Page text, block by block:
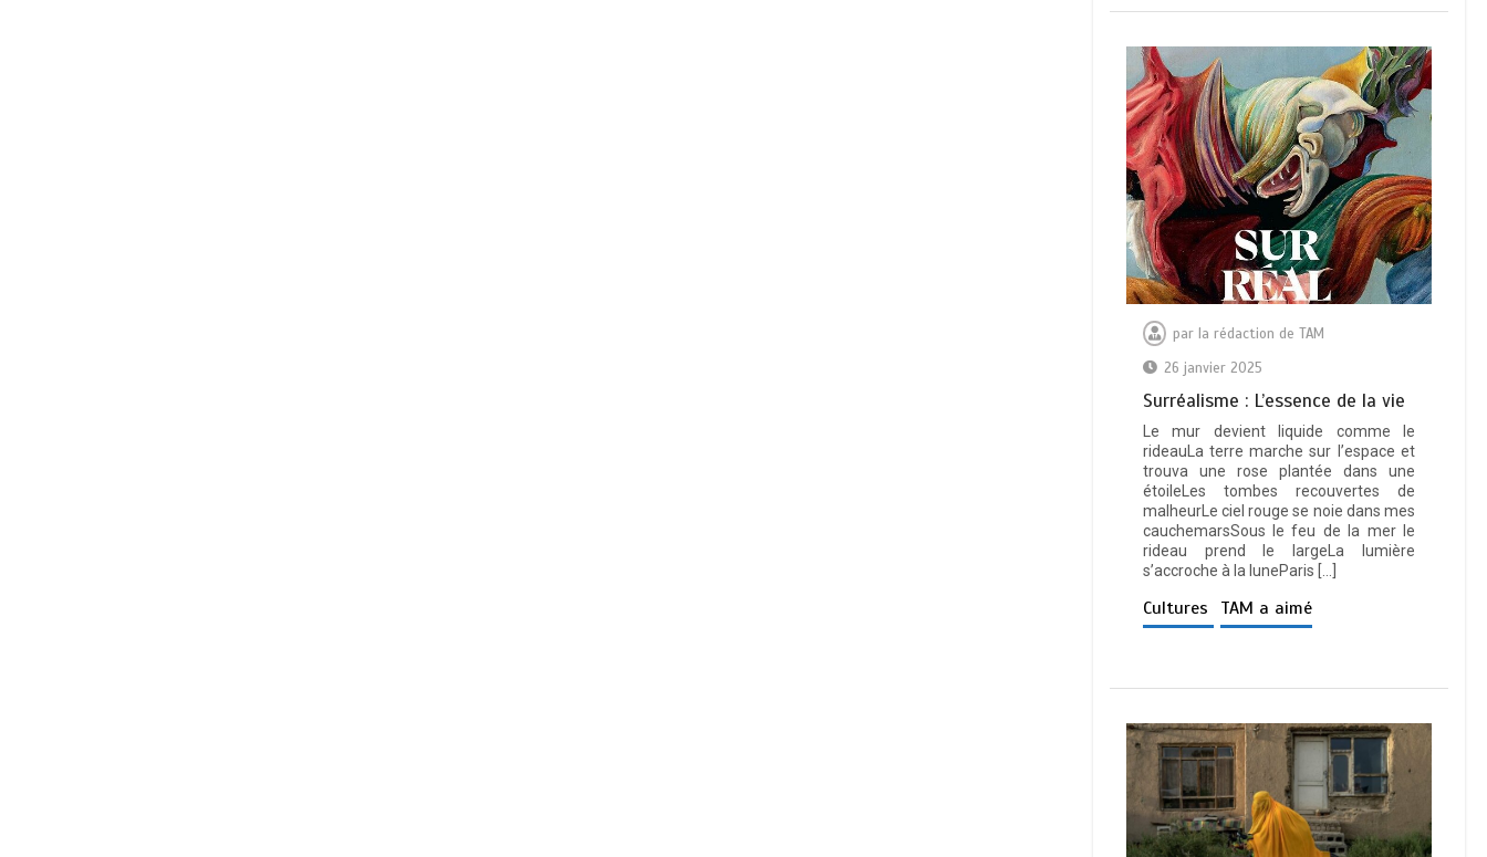
par la rédaction de TAM
26 janvier 2025
Surréalisme : L’essence de la vie
Le mur devient liquide comme le
rideauLa terre marche sur l’espace et
trouva une rose plantée dans une
étoileLes tombes recouvertes de
malheurLe ciel rouge se noie dans mes
cauchemarsSous le feu de la mer le
rideau prend le largeLa lumière
s’accroche à la luneParis […]
Cultures TAM a aimé